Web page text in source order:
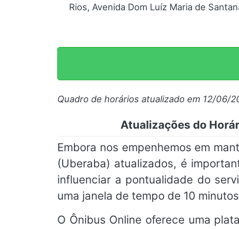
Rios, Avenida Dom Luíz Maria de
Quadro de horários atualizado em 12/06/
Atualizações do
Embora nos empenhemos em
(Uberaba) atualizados, é
influenciar a pontualidade do
uma janela de tempo de 10
O Ônibus Online oferece uma